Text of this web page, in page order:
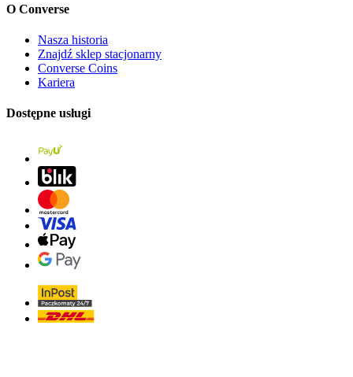
O Converse
Nasza historia
Znajdź sklep stacjonarny
Converse Coins
Kariera
Dostępne usługi